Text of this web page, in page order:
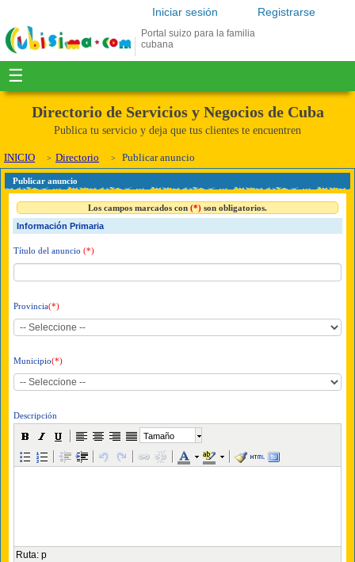
Registrarse
Iniciar sesión
Portal suizo para la familia
cubana
☰
Directorio de Servicios y Negocios de Cuba
Publica tu servicio y deja que tus clientes te encuentren
INICIO Directorio Publicar anuncio
Publicar anuncio
Los campos marcados con (*) son obligatorios.
Información Primaria
Título del anuncio (*)
Provincia(*)
Municipio(*)
Descripción
Tamaño
Ruta: p